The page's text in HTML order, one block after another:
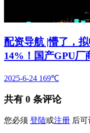
配资导航 |懵了，
14%！国产GPU厂
2025-6-24 169℃
共有 0 条评论
您必须 登陆或注册 后